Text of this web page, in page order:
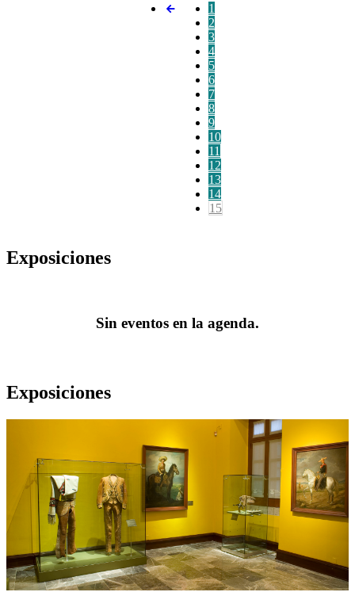
1
2
3
4
5
6
7
8
9
10
11
12
13
14
15
Exposiciones
Sin eventos en la agenda.
Exposiciones